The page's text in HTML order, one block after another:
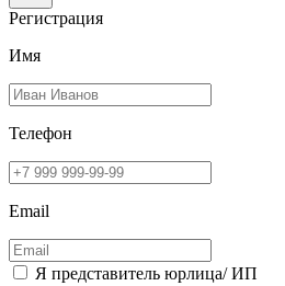
Регистрация
Имя
Телефон
Email
Я представитель юрлица/ ИП